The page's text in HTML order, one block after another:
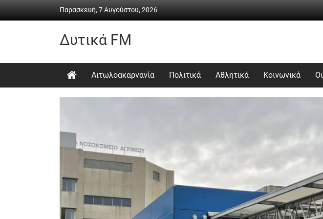
Παρασκευή, 7 Αυγούστου, 2026
Δυτικά FM
Καθημερινή
Αιτωλοακαρνανία Πολιτικά Αθλητικά Κοινωνικά